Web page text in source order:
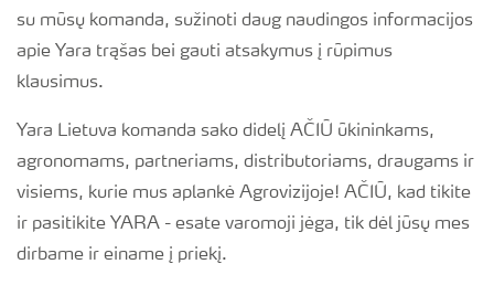
su mūsų komanda, sužinoti daug naudingos informacijos
apie Yara trąšas bei gauti atsakymus į rūpimus
klausimus.
Yara Lietuva komanda sako didelį AČIŪ ūkininkams,
agronomams, partneriams, distributoriams, draugams ir
visiems, kurie mus aplankė Agrovizijoje! AČIŪ, kad tikite
ir pasitikite YARA - esate varomoji jėga, tik dėl jūsų mes
dirbame ir einame į priekį.